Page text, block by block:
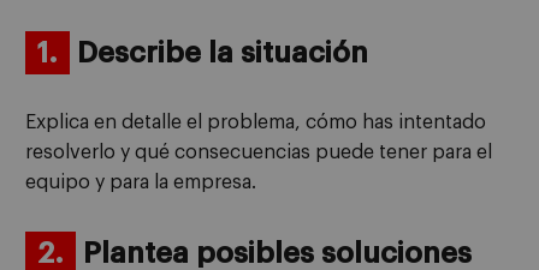
1. Describe la situación
Explica en detalle el problema, cómo has intentado
resolverlo y qué consecuencias puede tener para el
equipo y para la empresa.
2. Plantea posibles soluciones